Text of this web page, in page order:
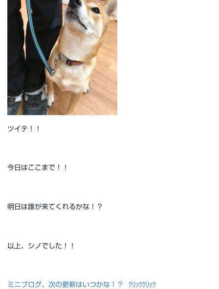
ツイテ！！
今日はここまで！！
明日は誰が来てくれるかな！？
以上、シノでした！！
ミニブログ、次の更新はいつかな！？ ｸﾘｯｸｸﾘｯｸ